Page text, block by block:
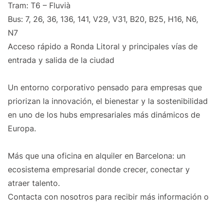
Tram: T6 – Fluvià
Bus: 7, 26, 36, 136, 141, V29, V31, B20, B25, H16, N6,
N7
Acceso rápido a Ronda Litoral y principales vías de
entrada y salida de la ciudad
Un entorno corporativo pensado para empresas que
priorizan la innovación, el bienestar y la sostenibilidad
en uno de los hubs empresariales más dinámicos de
Europa.
Más que una oficina en alquiler en Barcelona: un
ecosistema empresarial donde crecer, conectar y
atraer talento.
Contacta con nosotros para recibir más información o